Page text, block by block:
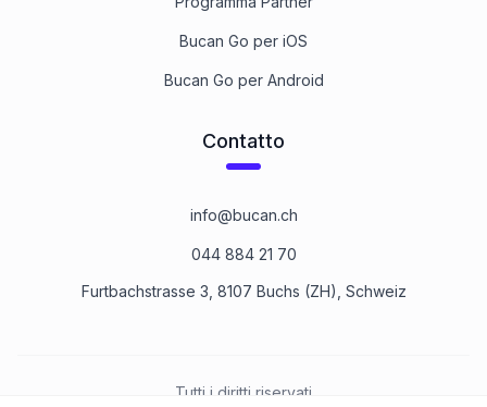
Bucan Go per iOS
Bucan Go per Android
Contatto
info@bucan.ch
044 884 21 70
Furtbachstrasse 3, 8107 Buchs (ZH), Schweiz
Tutti i diritti riservati